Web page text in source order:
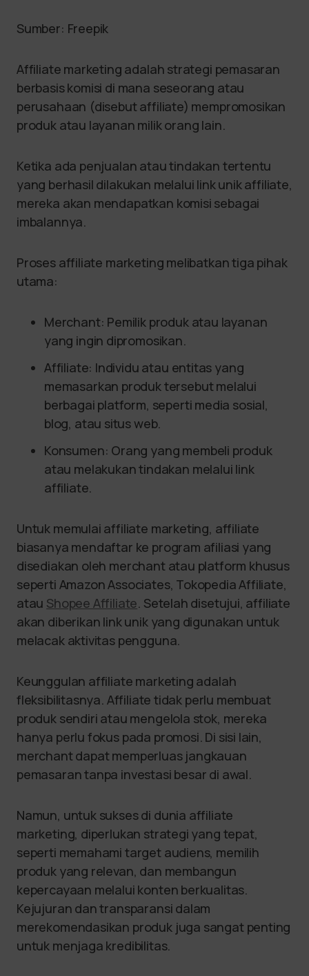
Sumber: Freepik
Affiliate marketing adalah strategi pemasaran
berbasis komisi di mana seseorang atau
perusahaan (disebut affiliate) mempromosikan
produk atau layanan milik orang lain.
Ketika ada penjualan atau tindakan tertentu
yang berhasil dilakukan melalui link unik affiliate,
mereka akan mendapatkan komisi sebagai
imbalannya.
Proses affiliate marketing melibatkan tiga pihak
utama:
Merchant: Pemilik produk atau layanan
yang ingin dipromosikan.
Affiliate: Individu atau entitas yang
memasarkan produk tersebut melalui
berbagai platform, seperti media sosial,
blog, atau situs web.
Konsumen: Orang yang membeli produk
atau melakukan tindakan melalui link
affiliate.
Untuk memulai affiliate marketing, affiliate
biasanya mendaftar ke program afiliasi yang
disediakan oleh merchant atau platform khusus
seperti Amazon Associates, Tokopedia Affiliate,
atau Shopee Affiliate. Setelah disetujui, affiliate
akan diberikan link unik yang digunakan untuk
melacak aktivitas pengguna.
Keunggulan affiliate marketing adalah
fleksibilitasnya. Affiliate tidak perlu membuat
produk sendiri atau mengelola stok, mereka
hanya perlu fokus pada promosi. Di sisi lain,
merchant dapat memperluas jangkauan
pemasaran tanpa investasi besar di awal.
Namun, untuk sukses di dunia affiliate
marketing, diperlukan strategi yang tepat,
seperti memahami target audiens, memilih
produk yang relevan, dan membangun
kepercayaan melalui konten berkualitas.
Kejujuran dan transparansi dalam
merekomendasikan produk juga sangat penting
untuk menjaga kredibilitas.